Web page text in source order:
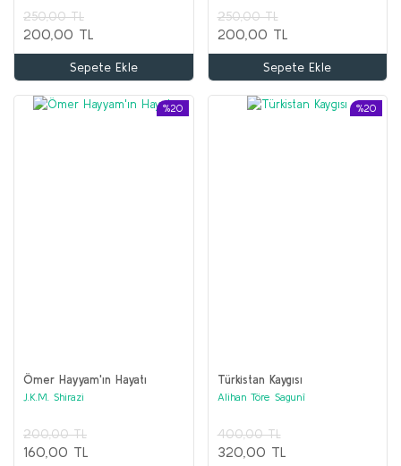
250,00 TL
200,00 TL
Sepete Ekle
250,00 TL
200,00 TL
Sepete Ekle
%20
Ömer Hayyam'ın Hayatı
J.K.M. Shirazi
200,00 TL
160,00 TL
%20
Türkistan Kaygısı
Alihan Töre Sagunî
400,00 TL
320,00 TL